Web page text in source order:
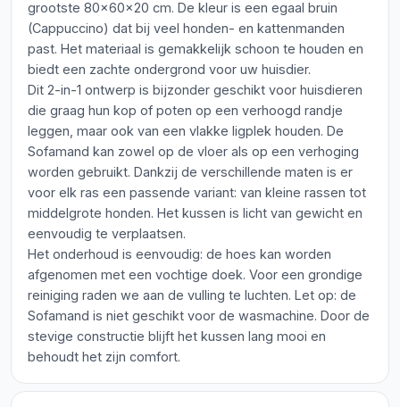
grootste 80x60x20 cm. De kleur is een egaal bruin
(Cappuccino) dat bij veel honden- en kattenmanden
past. Het materiaal is gemakkelijk schoon te houden en
biedt een zachte ondergrond voor uw huisdier.
Dit 2-in-1 ontwerp is bijzonder geschikt voor huisdieren
die graag hun kop of poten op een verhoogd randje
leggen, maar ook van een vlakke ligplek houden. De
Sofamand kan zowel op de vloer als op een verhoging
worden gebruikt. Dankzij de verschillende maten is er
voor elk ras een passende variant: van kleine rassen tot
middelgrote honden. Het kussen is licht van gewicht en
eenvoudig te verplaatsen.
Het onderhoud is eenvoudig: de hoes kan worden
afgenomen met een vochtige doek. Voor een grondige
reiniging raden we aan de vulling te luchten. Let op: de
Sofamand is niet geschikt voor de wasmachine. Door de
stevige constructie blijft het kussen lang mooi en
behoudt het zijn comfort.